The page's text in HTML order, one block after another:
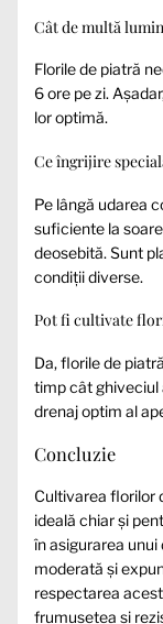
Cât de multă
Florile de piatră
6 ore pe zi.
lor optimă.
Ce îngrijire
Pe lângă udarea
suficiente la
deosebită. Sunt
condiții diverse.
Pot fi cultivate
Da, florile de
timp cât ghiveciul
drenaj optim al
Concluzie
Cultivarea florilor
ideală chiar și
în asigurarea unui
moderată și
respectarea
frumusețea și